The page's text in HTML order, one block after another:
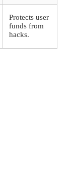
Protects user
funds from
hacks.